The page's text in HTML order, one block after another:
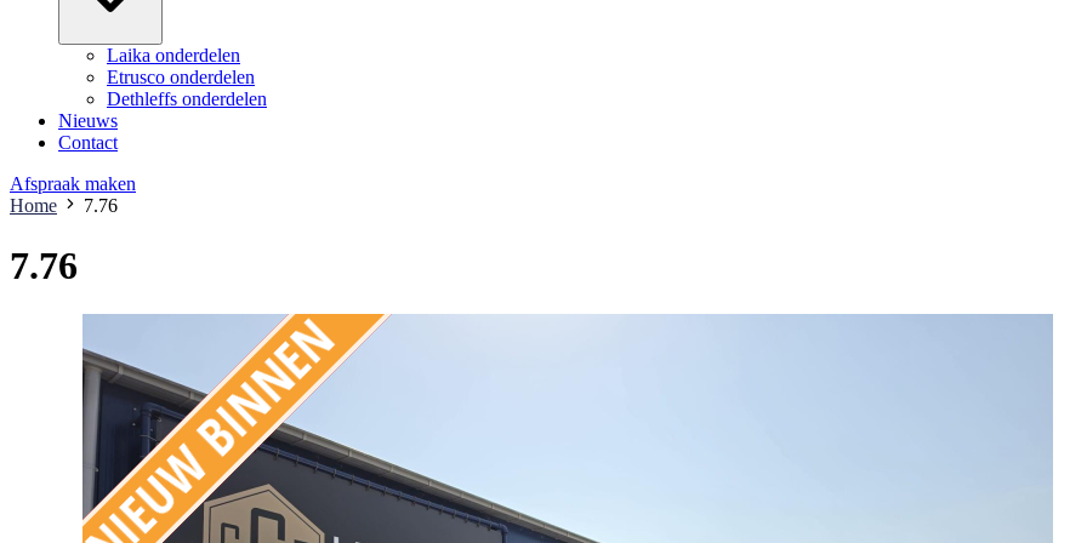
Laika onderdelen
Etrusco onderdelen
Dethleffs onderdelen
Nieuws
Contact
Afspraak maken
Home
7.76
7.76